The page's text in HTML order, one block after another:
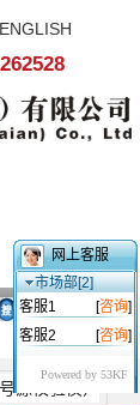
ENGLISH
源校验仪）
网上客服
市场部[2]
客服1
[咨询]
客服2
[咨询]
Powered by 53KF